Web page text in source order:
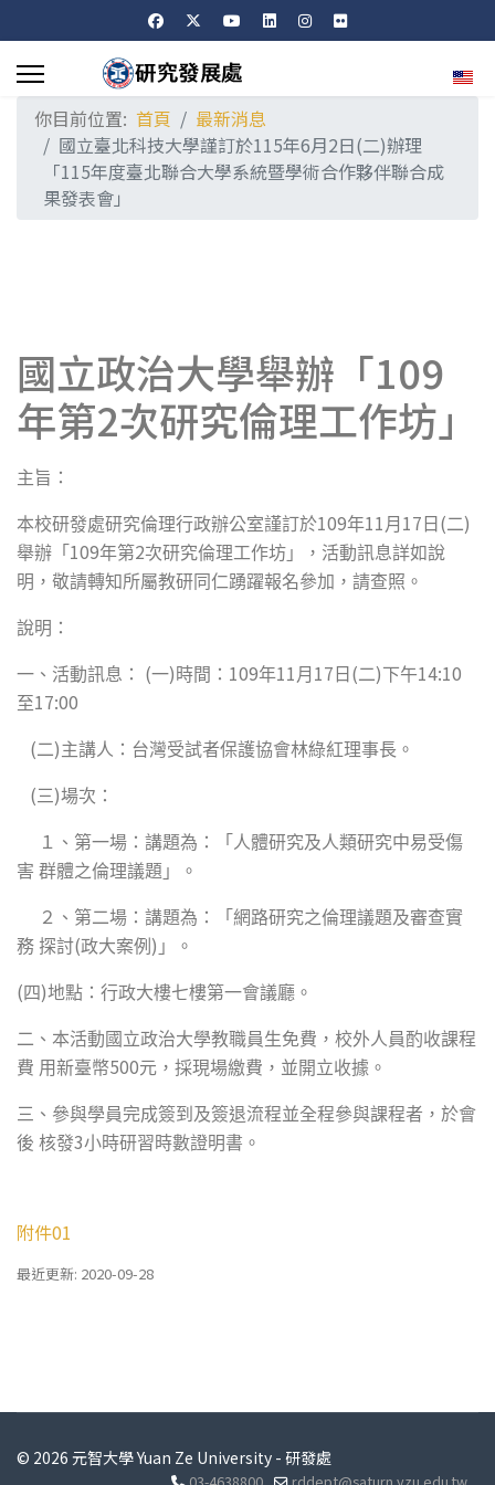
選擇
你目前位置: 首頁
最新消息
國立臺北科技大學謹訂於115年6月2日(二)辦理
「115年度臺北聯合大學系統暨學術合作夥伴聯合成
果發表會」
國立政治大學舉辦「109
年第2次研究倫理工作坊」
主旨：
本校研發處研究倫理行政辦公室謹訂於109年11 月 17 日 (二)
舉辦「 109年第2次研究倫理工作坊」，活動訊息詳如說
明，敬請轉知所屬教研同仁踴躍報名參加，請查照。
說明：
一、活動訊息： (一) 時間： 109年11 月 17 日 (二)下午14:10
至17:00
(二)主講人：台灣受試者保護協會林綠紅理事長。
(三)場次：
１、第一場：講題為：「人體研究及人類研究中易受傷
害 群體之倫理議題」。
２、第二場：講題為：「網路研究之倫理議題及審查實
務 探討(政大案例 ) 」。
(四)地點：行政大樓七樓第一會議廳。
二、本活動國立政治大學教職員生免費，校外人員酌收課程
費 用新臺幣500元，採現場繳費，並開立收據。
三、參與學員完成簽到及簽退流程並全程參與課程者，於會
後 核發3小時研習時數證明書。
附件01
最近更新: 2020-09-28
© 2026 元智大學 Yuan Ze University - 研發處